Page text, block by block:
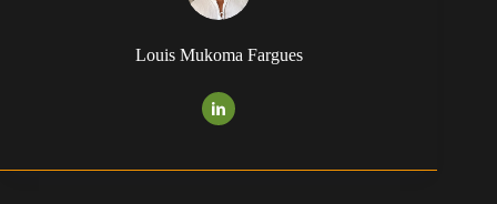
Louis Mukoma Fargues